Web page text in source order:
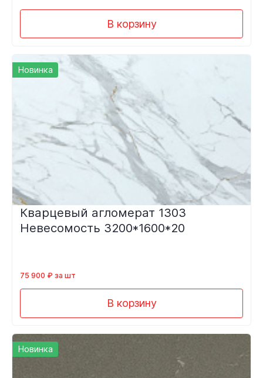
В корзину
Новинка
Кварцевый агломерат 1303
Невесомость 3200*1600*20
75 900 ₽ за шт
В корзину
Новинка